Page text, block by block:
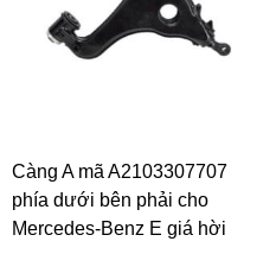
Càng A mã A2103307707
phía dưới bên phải cho
Mercedes-Benz E giá hời